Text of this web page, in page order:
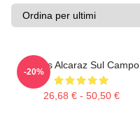
Carlos Alcaraz Sul Campo
26,68 € - 50,50 €
-20%